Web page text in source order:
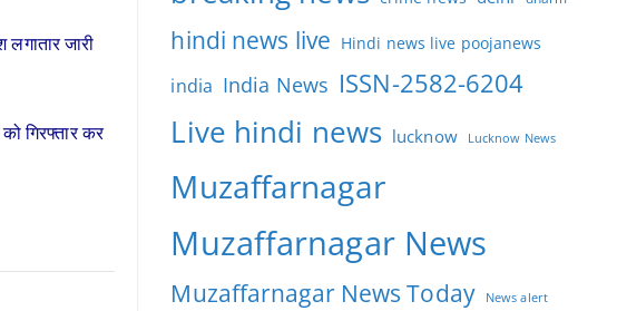
जारी
गिरफ्तार कर
hindi news live Hindi news live poojanews
india India News ISSN-2582-6204
Live hindi news lucknow Lucknow News
Muzaffarnagar
Muzaffarnagar News
Muzaffarnagar News Today News alert